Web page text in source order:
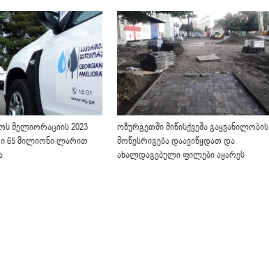
მელიორაციის 2023
65 მილიონი ლარით
ოზურგეთში მიწისქვეშა გაყვანილობის
მოწესრიგება დაავიწყდათ და
ახალდაგებული ფილები აყარეს